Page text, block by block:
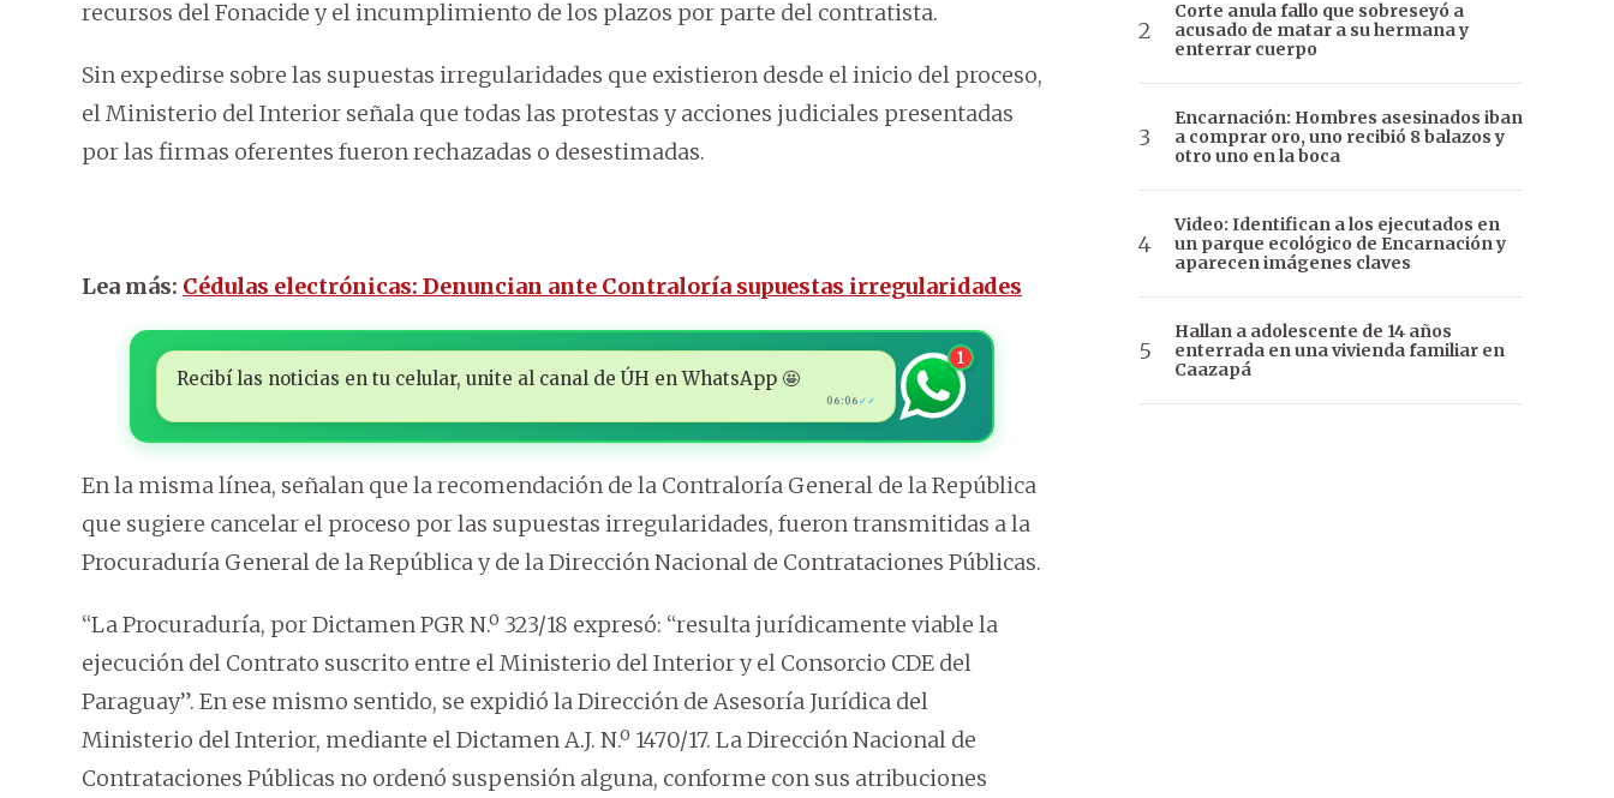
recursos del Fonacide y el incumplimiento de los plazos por parte del contratista.
Sin expedirse sobre las supuestas irregularidades que existieron desde el inicio del proceso,
el Ministerio del Interior señala que todas las protestas y acciones judiciales presentadas
por las firmas oferentes fueron rechazadas o desestimadas.
Lea más: Cédulas electrónicas: Denuncian ante Contraloría supuestas irregularidades
Recibí las noticias en tu celular, unite al canal de ÚH en WhatsApp 🤩
06:06 ✓✓
1
En la misma línea, señalan que la recomendación de la Contraloría General de la República
que sugiere cancelar el proceso por las supuestas irregularidades, fueron transmitidas a la
Procuraduría General de la República y de la Dirección Nacional de Contrataciones Públicas.
“La Procuraduría, por Dictamen PGR N.º 323/18 expresó: “resulta jurídicamente viable la
ejecución del Contrato suscrito entre el Ministerio del Interior y el Consorcio CDE del
Paraguay”. En ese mismo sentido, se expidió la Dirección de Asesoría Jurídica del
Ministerio del Interior, mediante el Dictamen A.J. N.º 1470/17. La Dirección Nacional de
Contrataciones Públicas no ordenó suspensión alguna, conforme con sus atribuciones
Corte anula fallo que sobreseyó a
acusado de matar a su hermana y
enterrar cuerpo
Encarnación: Hombres asesinados iban
a comprar oro, uno recibió 8 balazos y
otro uno en la boca
Video: Identifican a los ejecutados en
un parque ecológico de Encarnación y
aparecen imágenes claves
Hallan a adolescente de 14 años
enterrada en una vivienda familiar en
Caazapá